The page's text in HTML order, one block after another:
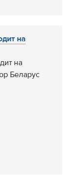
на
на
Беларус